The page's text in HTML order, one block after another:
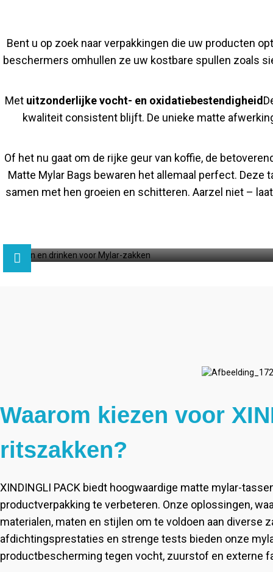
Bent u op zoek naar verpakkingen die uw producten
beschermers omhullen ze uw kostbare spullen zoals
Met uitzonderlijke vocht- en oxidatiebestendigheid
kwaliteit consistent blijft. De unieke matte
Of het nu gaat om de rijke geur van koffie, de
Matte Mylar Bags bewaren het allemaal perfect. Deze
samen met hen groeien en schitteren. Aarzel niet –
Waarom kiezen voor
ritszakken?
XINDINGLI PACK biedt hoogwaardige matte mylar-
productverpakking te verbeteren. Onze oplossingen,
materialen, maten en stijlen om te voldoen aan diverse
afdichtingsprestaties en strenge tests bieden onze
productbescherming tegen vocht, zuurstof en externe